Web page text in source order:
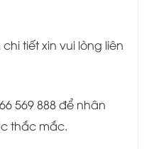
tiết xin vui lòng liên
569 888 để nhân
thắc mắc.